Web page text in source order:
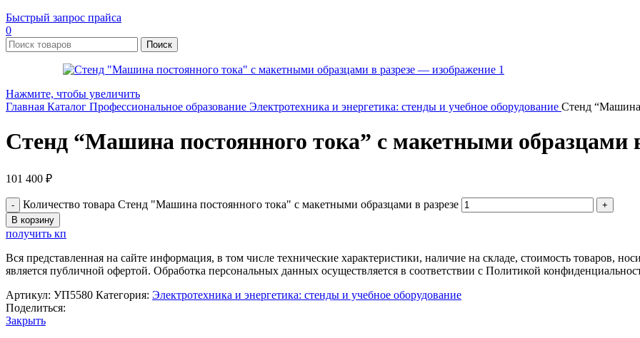
Быстрый запрос прайса
0
Поиск
Нажмите, чтобы увеличить
Главная Каталог Профессиональное образование Электротехника и энергетика: стенды и учебное оборудование Стенд “Машина
Стенд “Машина постоянного тока” с макетными образцами
101 400 ₽
Количество товара Стенд "Машина постоянного тока" с макетными образцами в разрезе
В корзину
получить кп
Вся представленная на сайте информация, в том числе технические характеристики, наличие на складе, стоимость товаров,
является публичной офертой. Обработка персональных данных осуществляется в соответствии с Политикой
Артикул: УП5580 Категория: Электротехника и энергетика: стенды и учебное оборудование
Поделиться:
Закрыть